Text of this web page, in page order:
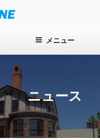
メニュー
ニュース